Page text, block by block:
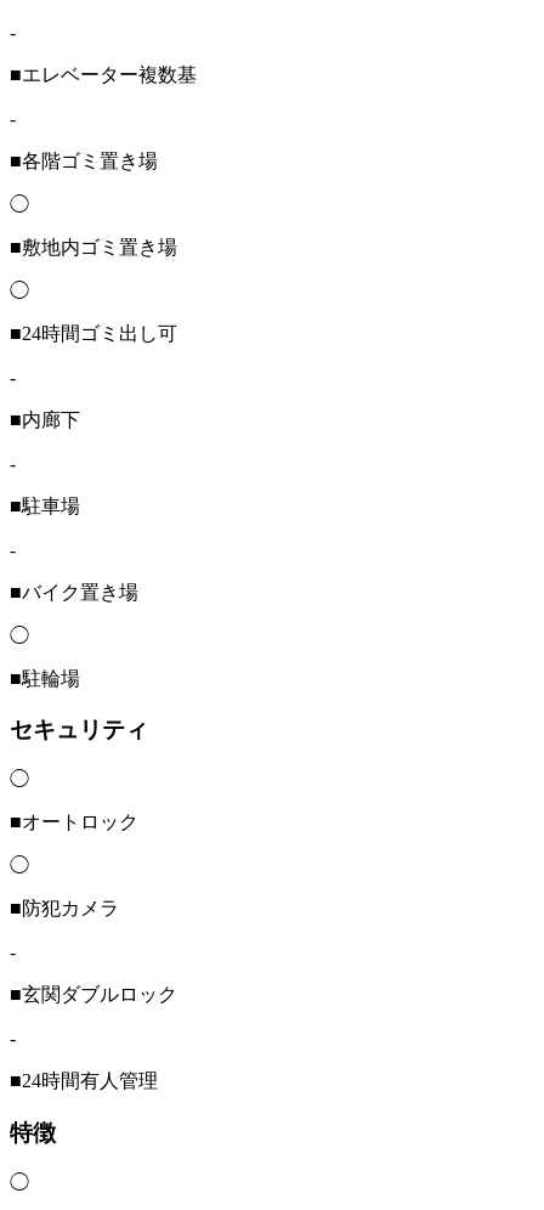
-
■エレベーター複数基
-
■各階ゴミ置き場
◯
■敷地内ゴミ置き場
◯
■24時間ゴミ出し可
-
■内廊下
-
■駐車場
-
■バイク置き場
◯
■駐輪場
セキュリティ
◯
■オートロック
◯
■防犯カメラ
-
■玄関ダブルロック
-
■24時間有人管理
特徴
◯